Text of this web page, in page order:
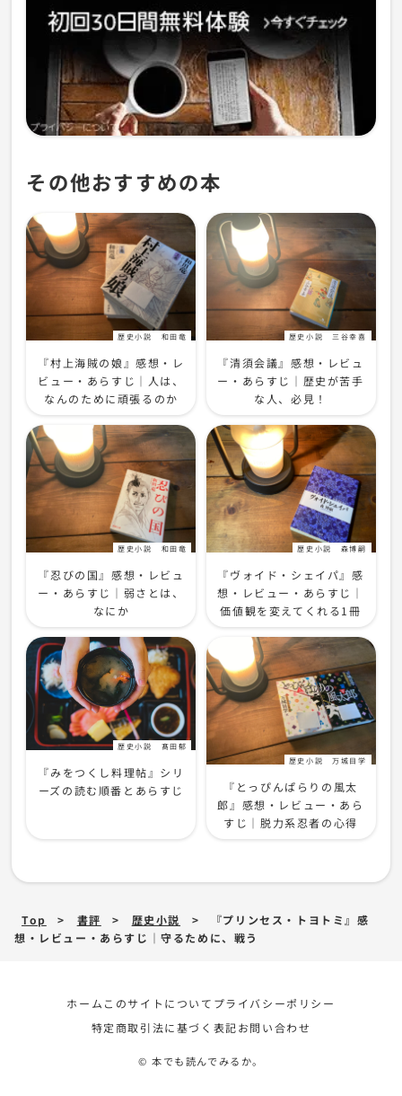
その他おすすめの本
歴史小説 和田竜
『村上海賊の娘』感想・レ
ビュー・あらすじ｜人は、
なんのために頑張るのか
歴史小説 三谷幸喜
『清須会議』感想・レビュ
ー・あらすじ｜歴史が苦手
な人、必見！
歴史小説 和田竜
『忍びの国』感想・レビュ
ー・あらすじ｜弱さとは、
なにか
歴史小説 森博嗣
『ヴォイド・シェイパ』感
想・レビュー・あらすじ｜
価値観を変えてくれる1冊
歴史小説 髙田郁
『みをつくし料理帖』シリ
ーズの読む順番とあらすじ
歴史小説 万城目学
『とっぴんぱらりの風太
郎』感想・レビュー・あら
すじ｜脱力系忍者の心得
Top > 書評 > 歴史小説 >
『プリンセス・トヨトミ』感
想・レビュー・あらすじ｜守るために、戦う
ホーム このサイトについて プライバシーポリシー
特定商取引法に基づく表記お問い合わせ
© 本でも読んでみるか。